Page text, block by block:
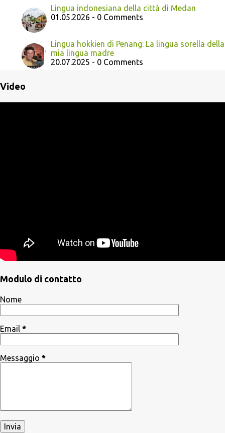
Lingua indonesiana della città di Medan
01.05.2026 - 0 Comments
Lingua hokkien di Penang: La lingua sorella della
mia lingua madre
20.07.2025 - 0 Comments
Video
Modulo di contatto
Nome
Email *
Messaggio *